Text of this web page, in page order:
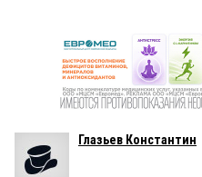
Глазьев Константин